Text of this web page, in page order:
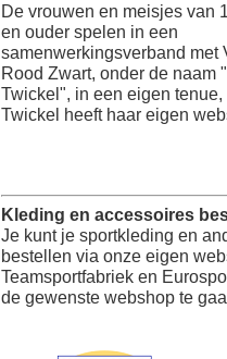
De vrouwen en meisjes van
en ouder spelen in een
samenwerkingsverband met
Rood Zwart, onder de naam
Twickel", in een eigen
Twickel heeft haar eigen
Kleding en accessoires
Je kunt je sportkleding en
bestellen via onze eigen
Teamsportfabriek en
de gewenste webshop te